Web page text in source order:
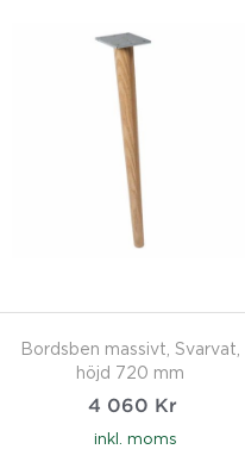
Bordsben massivt, Svarvat,
höjd 720 mm
4 060 Kr
inkl. moms